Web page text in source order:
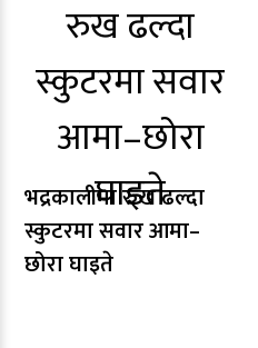
भद्रकालीमा रुख ढल्दा
स्कुटरमा सवार आमा–
छोरा घाइते